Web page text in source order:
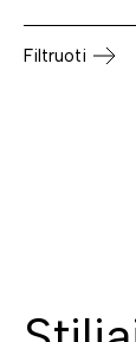
Filtruoti